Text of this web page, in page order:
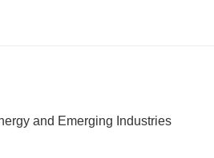
and Emerging Industries